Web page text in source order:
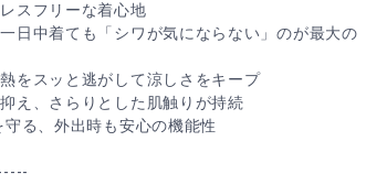
スフリーな着心地
日中着ても「シワが気にならない」のが最大の
をスッと逃がして涼しさをキープ
え、さらりとした肌触りが持続
る、外出時も安心の機能性